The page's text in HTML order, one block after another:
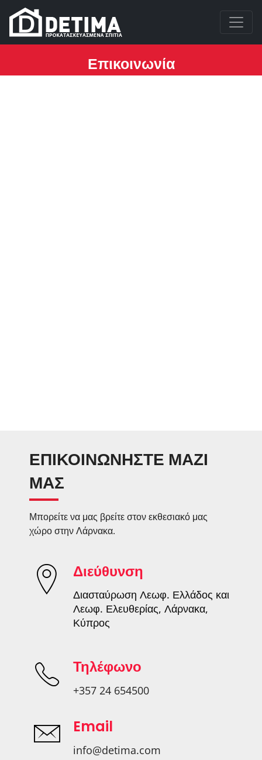
Επικοινωνία
ΕΠΙΚΟΙΝΩΝΗΣΤΕ ΜΑΖΙ
ΜΑΣ
Μπορείτε να μας βρείτε στον εκθεσιακό μας
χώρο στην Λάρνακα.
Διεύθυνση
Διασταύρωση Λεωφ. Ελλάδος και
Λεωφ. Ελευθερίας, Λάρνακα,
Κύπρος
Τηλέφωνο
+357 24 654500
Email
info@detima.com